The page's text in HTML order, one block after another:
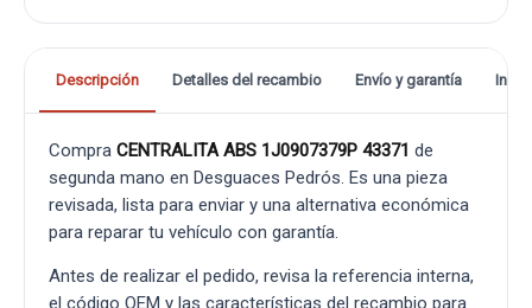
Descripción Detalles del recambio Envío y garantía
Compra CENTRALITA ABS 1J0907379P 43371 de
segunda mano en Desguaces Pedrós. Es una pieza
revisada, lista para enviar y una alternativa económica
para reparar tu vehículo con garantía.
Antes de realizar el pedido, revisa la referencia interna,
el código OEM y las características del recambio para